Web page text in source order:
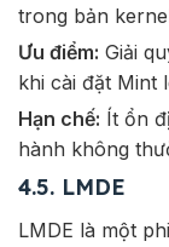
trong bản
Ưu điểm: Giải
khi cài đặt Mint
Hạn chế: Ít ổn
hành không
4.5. LMDE
LMDE là một